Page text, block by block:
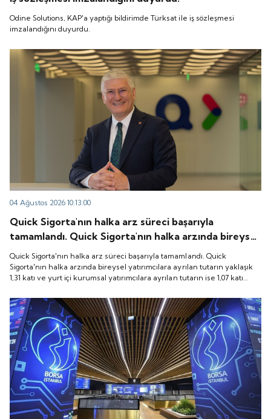
Odine Solutions, KAP'a yaptığı bildirimde Türksat ile iş sözleşmesi
imzalandığını duyurdu.
04 Ağustos 2026 10:13:00
Quick Sigorta'nın halka arz süreci başarıyla
tamamlandı. Quick Sigorta'nın halka arzında bireysel
yatırımcılara ayrılan tutarın yaklaşık 1,31 katı ve yurt
içi kurumsal yatırımcılara ayrılan tutarın ise 1,07 katı
talep geldi. Quick Sigorta, 6 Ağustos 2026 tarihinde
görmeye başlayacak.
Quick Sigorta'nın halka arz süreci başarıyla tamamlandı. Quick
Sigorta'nın halka arzında bireysel yatırımcılara ayrılan tutarın yaklaşık
1,31 katı ve yurt içi kurumsal yatırımcılara ayrılan tutarın ise 1,07 katı
koduyla Borsa İstanbul'da işlem görmeye başlayacak.